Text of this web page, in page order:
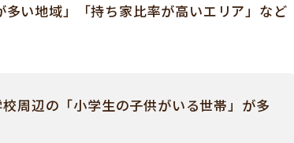
い地域」「持ち家比率が高いエリア」など
周辺の「小学生の子供がいる世帯」が多